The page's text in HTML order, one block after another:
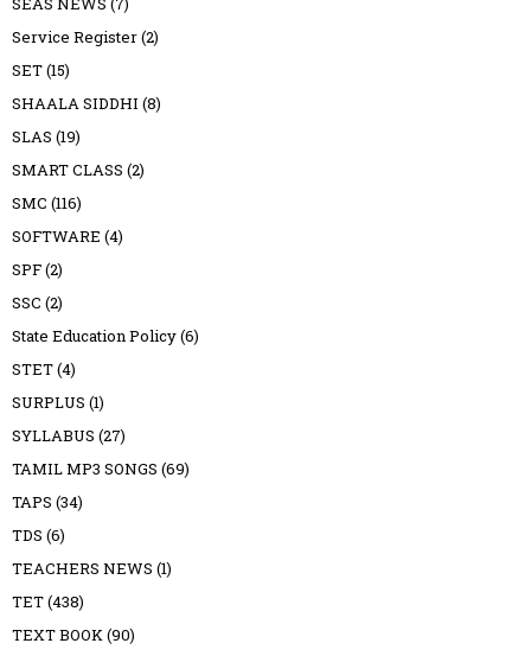
Service Register(2)
SET(15)
SHAALA SIDDHI (8)
SLAS (19)
SMART CLASS (2)
SMC (116)
SOFTWARE (4)
SPF(2)
SSC (2)
State Education Policy(6)
STET(4)
SURPLUS (1)
SYLLABUS (27)
TAMIL MP3 SONGS (69)
TAPS (34)
TDS (6)
TEACHERS NEWS (1)
TET(438)
TEXT BOOK(90)